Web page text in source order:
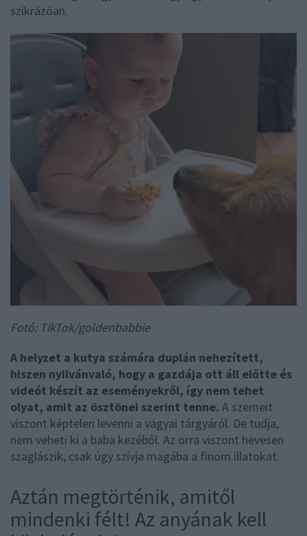
szikrázóan.
Fotó: TikTok/goldenbabbie
A helyzet a kutya számára duplán nehezített,
hiszen nyilvánvaló, hogy a gazdája ott áll előtte és
videót készít az eseményekről, így nem tehet
olyat, amit az ösztönei szerint tenne. A szemeit
viszont képtelen levenni a vágyai tárgyáról. De tudja,
nem veheti ki a baba kezéből. Az orra viszont hevesen
szaglászik, csak úgy szívja magába a finom illatokat.
Aztán megtörténik, amitől
mindenki félt! Az anyának kell